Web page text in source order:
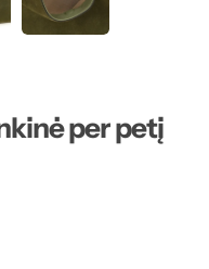
per petį